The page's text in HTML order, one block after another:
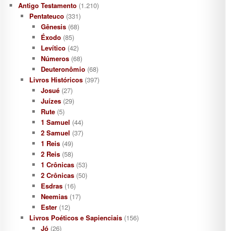
Antigo Testamento(1.210)
Pentateuco (331)
Gênesis(68)
Éxodo(85)
Levítico(42)
Números(68)
Deuteronômio(68)
Livros Históricos (397)
Josué(27)
Juízes(29)
Rute(5)
1 Samuel (44)
2 Samuel (37)
1 Reis(49)
2 Reis(58)
1 Crônicas(53)
2 Crônicas(50)
Esdras(16)
Neemias(17)
Ester(12)
Livros Poéticos e Sapienciais (156)
Jó(26)